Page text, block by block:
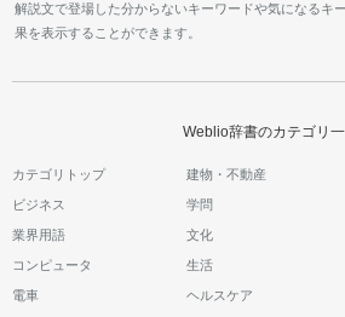
解説文で登場した分からないキーワードや気になるキ
果を表示することができます。
Weblio辞書のカテゴリ
カテゴリトップ 建物・不動産
ビジネス 学問
業界用語 文化
コンピュータ 生活
電車 ヘルスケア